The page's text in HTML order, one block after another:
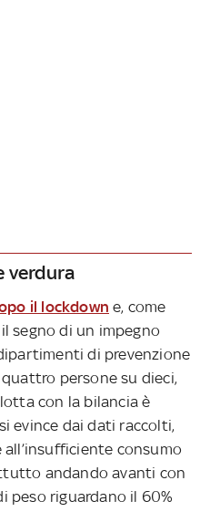
verdura
il lockdown e, come
segno di un impegno
di prevenzione
persone su dieci,
con la bilancia è
evince dai dati raccolti,
consumo
andando avanti con
peso riguardano il 60%